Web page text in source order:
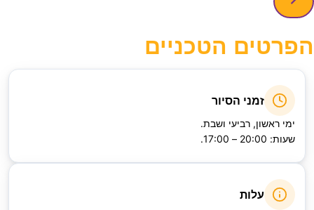
הטכניים
זמני הסיור
רביעי ושבת.
עלות